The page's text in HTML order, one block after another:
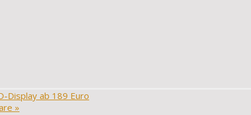
Display ab 189 Euro
»